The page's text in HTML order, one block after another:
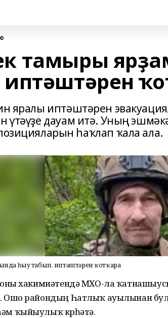
тамыры
яралы иптәштәрен
үтәүҙе дауам итә. Уның
һаҡлап ҡала ала.
һыу табып, иптәштәрен ҡотҡара
хакимиәтендә МХО-ла
Ошо райондың Һатлыҡ ауылынан
ҡыйыулыҡ күрһәтә.